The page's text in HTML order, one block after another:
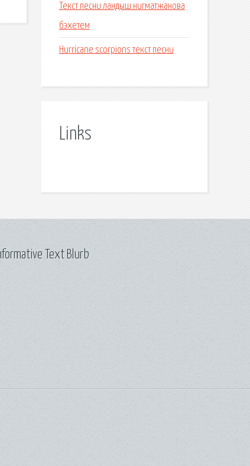
Текст песни ландыш нигматжанова
бэхетем
Hurricane scorpions текст песни
Links
Text Blurb